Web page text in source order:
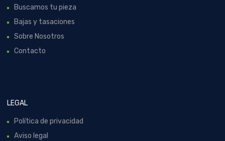
Buscamos tu pieza
Bajas y tasaciones
Sobre Nosotros
Contacto
LEGAL
Política de privacidad
Aviso legal